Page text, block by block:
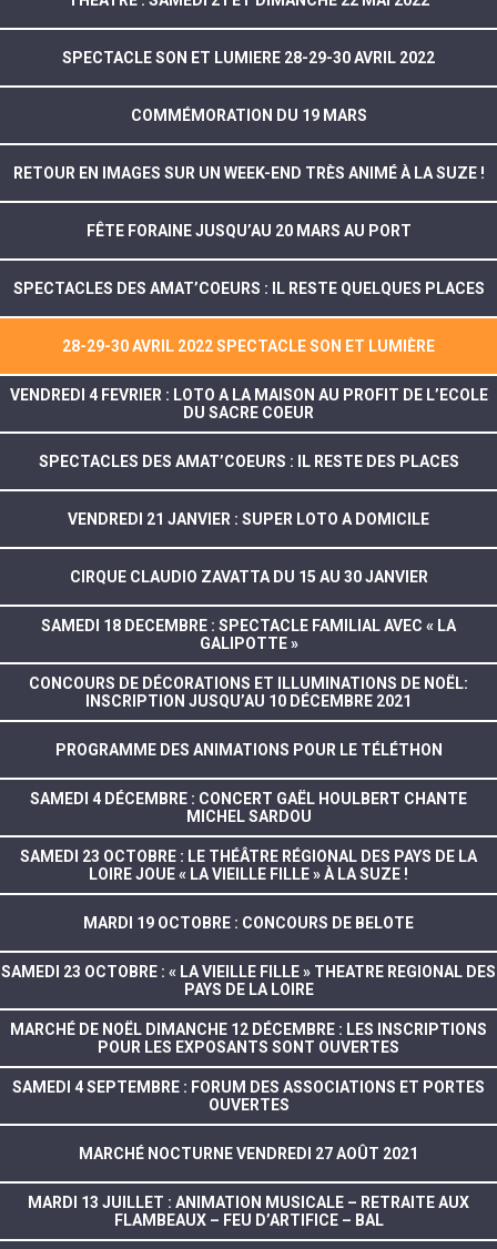
SPECTACLE SON ET LUMIERE 28-29-30 AVRIL 2022
COMMÉMORATION DU 19 MARS
RETOUR EN IMAGES SUR UN WEEK-END TRÈS ANIMÉ À LA SUZE !
FÊTE FORAINE JUSQU’AU 20 MARS AU PORT
SPECTACLES DES AMAT’COEURS : IL RESTE QUELQUES PLACES
28-29-30 AVRIL 2022 SPECTACLE SON ET LUMIÈRE
VENDREDI 4 FEVRIER : LOTO A LA MAISON AU PROFIT DE L’ECOLE
DU SACRE COEUR
SPECTACLES DES AMAT’COEURS : IL RESTE DES PLACES
VENDREDI 21 JANVIER : SUPER LOTO A DOMICILE
CIRQUE CLAUDIO ZAVATTA DU 15 AU 30 JANVIER
SAMEDI 18 DECEMBRE : SPECTACLE FAMILIAL AVEC « LA
GALIPOTTE »
CONCOURS DE DÉCORATIONS ET ILLUMINATIONS DE NOËL:
INSCRIPTION JUSQU’AU 10 DÉCEMBRE 2021
PROGRAMME DES ANIMATIONS POUR LE TÉLÉTHON
SAMEDI 4 DÉCEMBRE : CONCERT GAËL HOULBERT CHANTE
MICHEL SARDOU
SAMEDI 23 OCTOBRE : LE THÉÂTRE RÉGIONAL DES PAYS DE LA
LOIRE JOUE « LA VIEILLE FILLE » À LA SUZE !
MARDI 19 OCTOBRE : CONCOURS DE BELOTE
SAMEDI 23 OCTOBRE : « LA VIEILLE FILLE » THEATRE REGIONAL DES
PAYS DE LA LOIRE
MARCHÉ DE NOËL DIMANCHE 12 DÉCEMBRE : LES INSCRIPTIONS
POUR LES EXPOSANTS SONT OUVERTES
SAMEDI 4 SEPTEMBRE : FORUM DES ASSOCIATIONS ET PORTES
OUVERTES
MARCHÉ NOCTURNE VENDREDI 27 AOÛT 2021
MARDI 13 JUILLET : ANIMATION MUSICALE – RETRAITE AUX
FLAMBEAUX – FEU D’ARTIFICE – BAL